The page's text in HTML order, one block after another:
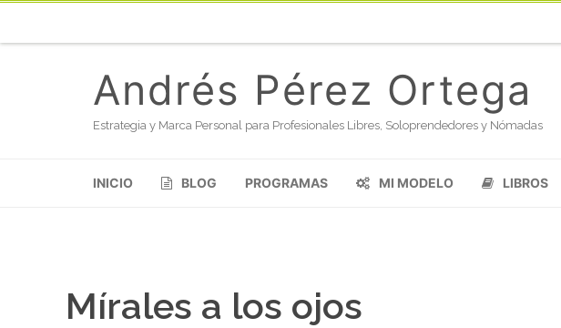
Andrés Pérez Ortega
Estrategia y Marca Personal para Profesionales Libres, Soloprendedores y Nómadas
INICIO BLOG PROGRAMAS MI MODELO LIBROS
Mírales a los ojos